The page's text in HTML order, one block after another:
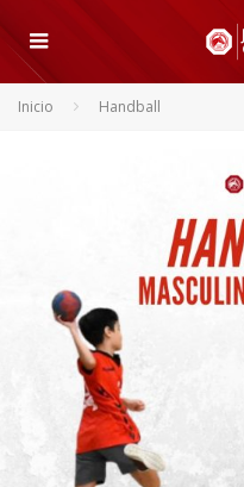
Inicio Handball